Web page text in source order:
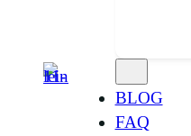
BLOG
FAQ